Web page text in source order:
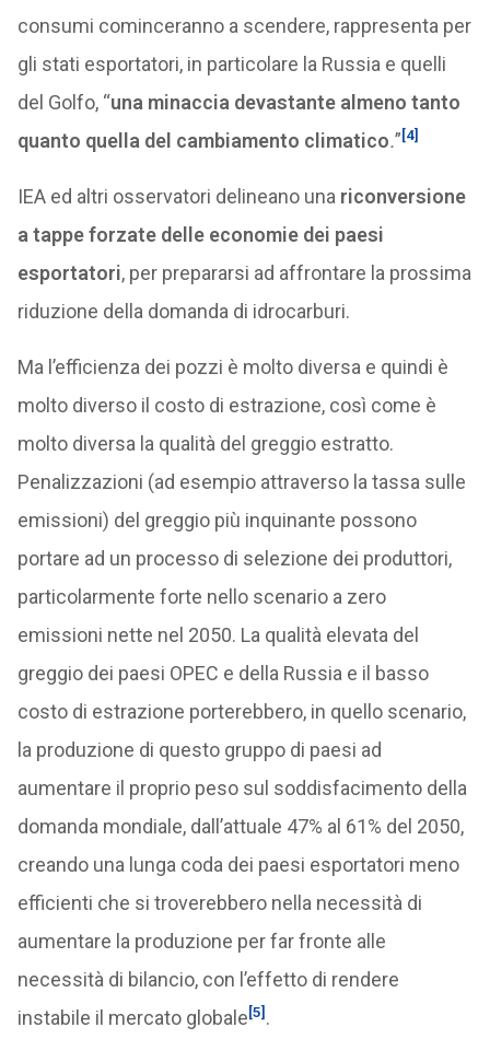
consumi cominceranno a scendere, rappresenta per
gli stati esportatori, in particolare la Russia e quelli
del Golfo, “una minaccia devastante almeno tanto
quanto quella del cambiamento climatico.”[4]
IEA ed altri osservatori delineano una riconversione
a tappe forzate delle economie dei paesi
esportatori, per prepararsi ad affrontare la prossima
riduzione della domanda di idrocarburi.
Ma l’efficienza dei pozzi è molto diversa e quindi è
molto diverso il costo di estrazione, così come è
molto diversa la qualità del greggio estratto.
Penalizzazioni (ad esempio attraverso la tassa sulle
emissioni) del greggio più inquinante possono
portare ad un processo di selezione dei produttori,
particolarmente forte nello scenario a zero
emissioni nette nel 2050. La qualità elevata del
greggio dei paesi OPEC e della Russia e il basso
costo di estrazione porterebbero, in quello scenario,
la produzione di questo gruppo di paesi ad
aumentare il proprio peso sul soddisfacimento della
domanda mondiale, dall’attuale 47% al 61% del 2050,
creando una lunga coda dei paesi esportatori meno
efficienti che si troverebbero nella necessità di
aumentare la produzione per far fronte alle
necessità di bilancio, con l’effetto di rendere
instabile il mercato globale[5] .